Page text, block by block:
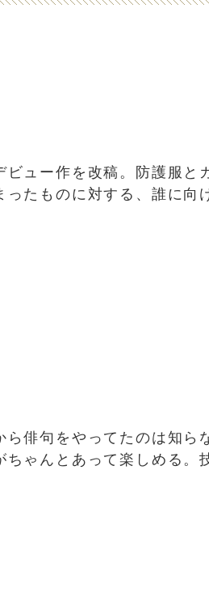
ュー作を改稿。防護服と
ったものに対する、誰に
ら俳句をやってたのは知
ちゃんとあって楽しめる